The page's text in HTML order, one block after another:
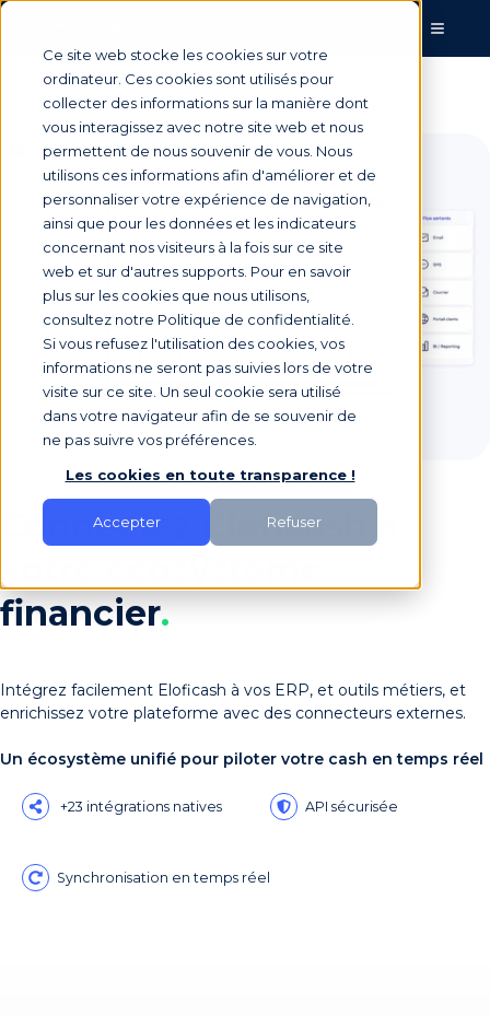
Ce site web stocke les cookies sur votre
ordinateur. Ces cookies sont utilisés pour
collecter des informations sur la manière dont
vous interagissez avec notre site web et nous
permettent de nous souvenir de vous. Nous
utilisons ces informations afin d'améliorer et de
personnaliser votre expérience de navigation,
ainsi que pour les données et les indicateurs
concernant nos visiteurs à la fois sur ce site
web et sur d'autres supports. Pour en savoir
plus sur les cookies que nous utilisons,
consultez notre Politique de confidentialité.
Si vous refusez l'utilisation des cookies, vos
informations ne seront pas suivies lors de votre
visite sur ce site. Un seul cookie sera utilisé
dans votre navigateur afin de se souvenir de
ne pas suivre vos préférences.
Les cookies en toute transparence !
Accepter Refuser
Connectez Eloficash à
financier.
Intégrez facilement Eloficash à vos ERP, et outils métiers, et
enrichissez votre plateforme avec des connecteurs externes.
Un écosystème unifié pour piloter votre cash en temps réel
+23 intégrations natives API sécurisée
Synchronisation en temps réel